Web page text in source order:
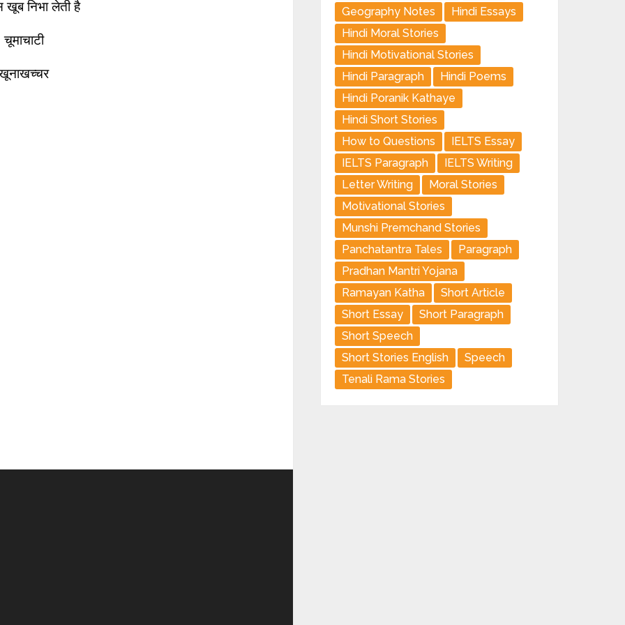
निभा लेती है
चूमाचाटी
Geography Notes
Hindi Essays
Hindi Moral Stories
Hindi Motivational Stories
Hindi Paragraph
Hindi Poems
Hindi Poranik Kathaye
Hindi Short Stories
How to Questions
IELTS Essay
IELTS Paragraph
IELTS Writing
Letter Writing
Moral Stories
Motivational Stories
Munshi Premchand Stories
Panchatantra Tales
Paragraph
Pradhan Mantri Yojana
Ramayan Katha
Short Article
Short Essay
Short Paragraph
Short Speech
Short Stories English
Speech
Tenali Rama Stories